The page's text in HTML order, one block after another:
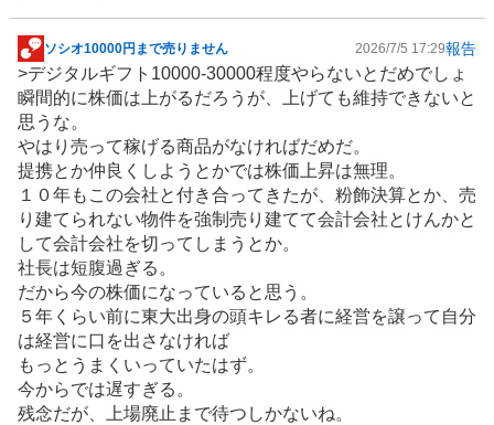
掲
示
板
記
事
ソシオ10000円まで売りません 2026/7/5 17:29報告
>デジタルギフト10000-30000程度やらないとだめでしょ
瞬間的に株価は上がるだろうが、上げても維持できないと
思うな。
やはり売って稼げる商品がなければだめだ。
提携とか仲良くしようとかでは株価上昇は無理。
１０年もこの会社と付き合ってきたが、粉飾決算とか、売
り建てられない物件を強制売り建てて会計会社とけんかと
して会計会社を切ってしまうとか。
社長は短腹過ぎる。
だから今の株価になっていると思う。
５年くらい前に東大出身の頭キレる者に経営を譲って自分
は経営に口を出さなければ
もっとうまくいっていたはず。
今からでは遅すぎる。
残念だが、上場廃止まで待つしかないね。